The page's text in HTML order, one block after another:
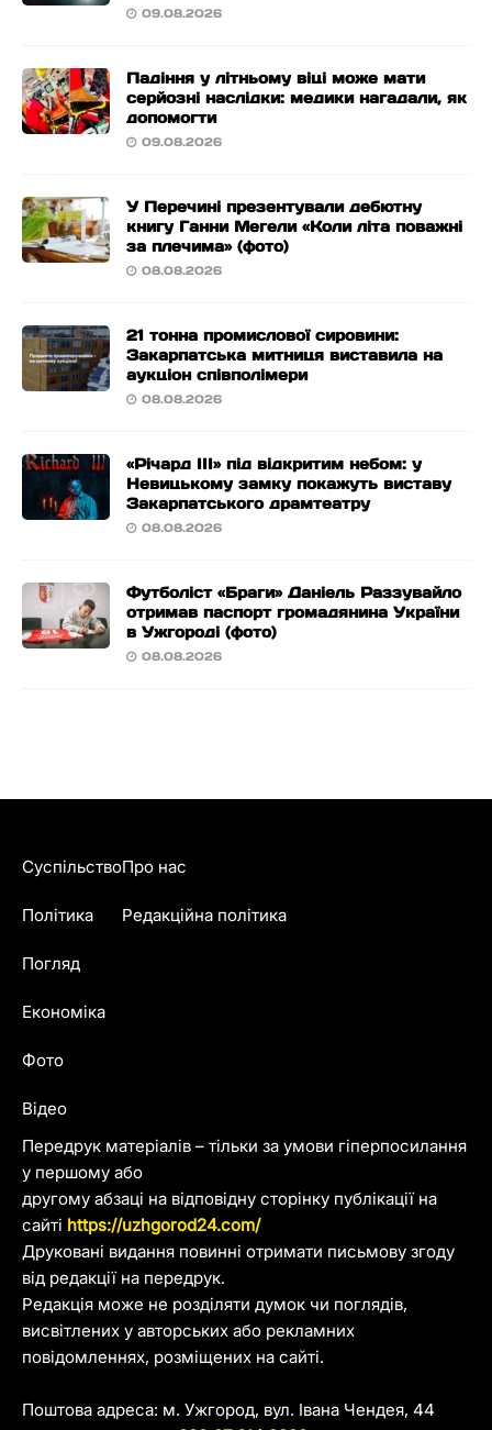
09.08.2026
Падіння у літньому віці може мати
серйозні наслідки: медики нагадали, як
допомогти
09.08.2026
У Перечині презентували дебютну
книгу Ганни Мегели «Коли літа поважні
за плечима» (фото)
08.08.2026
21 тонна промислової сировини:
Закарпатська митниця виставила на
аукціон співполімери
08.08.2026
«Річард ІІІ» під відкритим небом: у
Невицькому замку покажуть виставу
Закарпатського драмтеатру
08.08.2026
Футболіст «Браги» Даніель Раззувайло
отримав паспорт громадянина України
в Ужгороді (фото)
08.08.2026
Передрук матеріалів – тільки за умови гіперпосилання
у першому або
другому абзаці на відповідну сторінку публікації на
сайті https://uzhgorod24.com/
Друковані видання повинні отримати письмову згоду
від редакції на передрук.
Редакція може не розділяти думок чи поглядів,
висвітлених у авторських або рекламних
повідомленнях, розміщених на сайті.
Поштова адреса: м. Ужгород, вул. Івана Чендея, 44
Суспільство
Політика
Погляд
Економіка
Фото
Відео
Про нас
Редакційна політика